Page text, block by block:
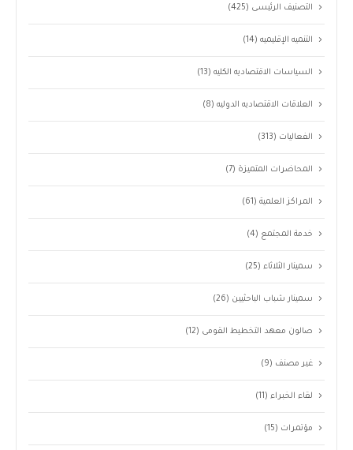
التصنيف الرئيسى (425)
التنميه الإقليميه(14)
السياسات الاقتصاديه الكليه(13)
العلاقات الاقتصاديه الدوليه(8)
الفعاليات (313)
المحاضرات المتميزة (7)
المراكز العلمية(61)
خدمة المجتمع (4)
سمينار الثلاثاء(25)
سمينار شباب الباحثيين (26)
صالون معهد التخطيط القومى (12)
غير مصنف (9)
لقاء الخبراء(11)
مؤتمرات (15)